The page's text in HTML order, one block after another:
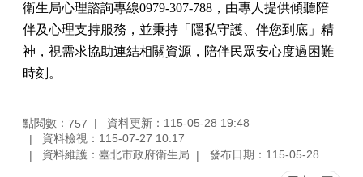
衛生局心理諮詢專線0979-307-788，由專人提供傾聽陪
伴及心理支持服務，並秉持「隱私守護、伴您到底」精
神，視需求協助連結相關資源，陪伴民眾安心度過困難
時刻。
點閱數： 757
資料更新：115-05-28 19:48
資料檢視：115-07-27 10:17
資料維護：臺北市政府衛生局
發布日期：115-05-28